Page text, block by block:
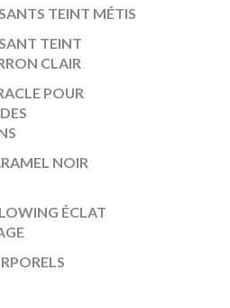
TEINT MÉTIS
TEINT
CLAIR
POUR
NOIR
ÉCLAT